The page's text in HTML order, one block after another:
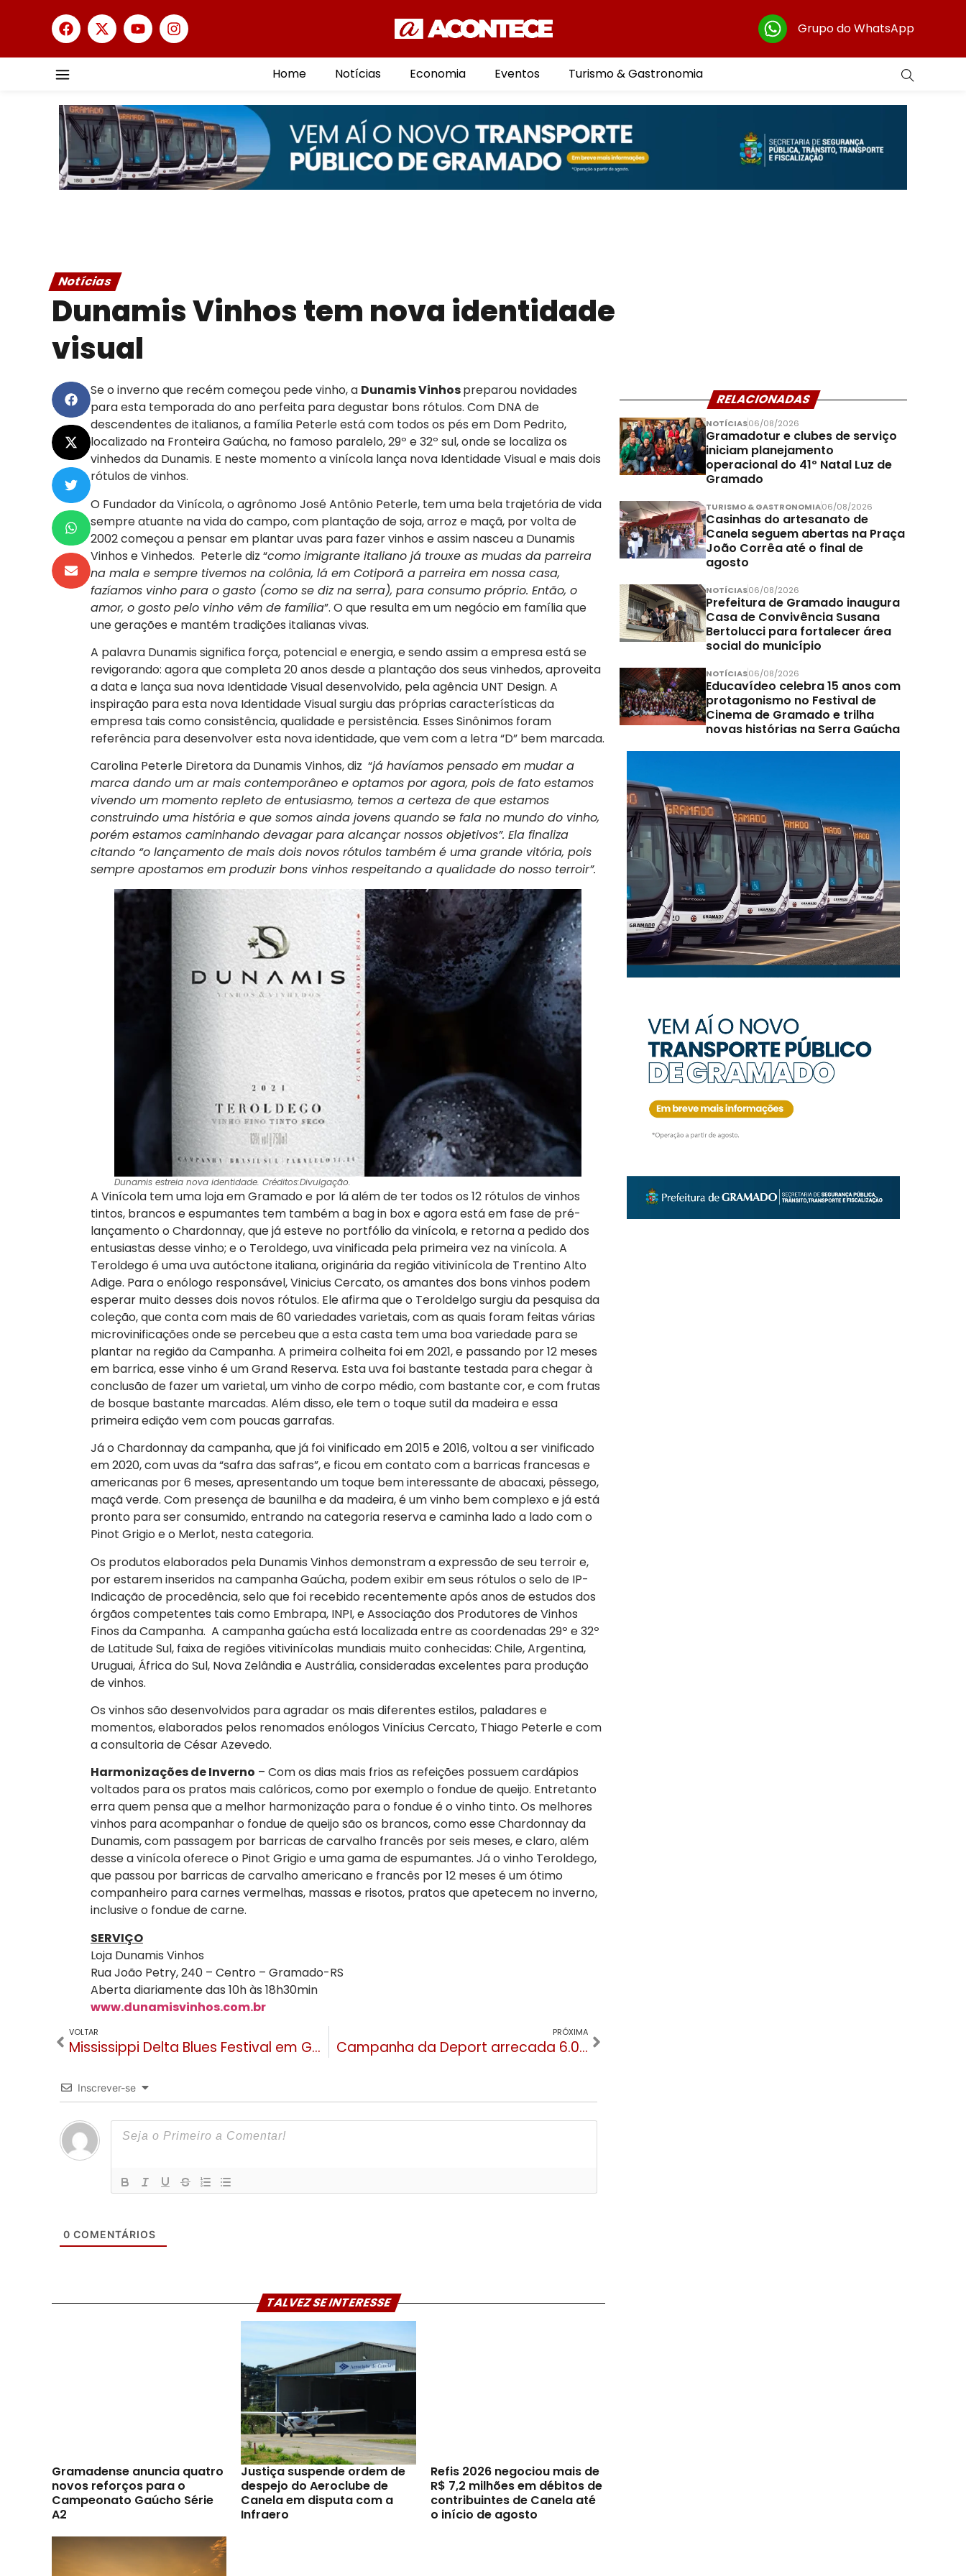
Grupo do WhatsApp
Home Notícias Economia Eventos Turismo & Gastronomia
Notícias
Dunamis Vinhos tem nova identidade
visual
Se o inverno que recém começou pede vinho, a Dunamis Vinhospreparou novidades
para esta temporada do ano perfeita para degustar bons rótulos. Com DNA de
descendentes de italianos, a família Peterle está com todos os pés em Dom Pedrito,
localizado na Fronteira Gaúcha, no famoso paralelo, 29º e 32º sul, onde se localiza os
vinhedos da Dunamis. E neste momento a vinícola lança nova Identidade Visual e mais dois
rótulos de vinhos.
O Fundador da Vinícola, o agrônomo José Antônio Peterle, tem uma bela trajetória de vida
sempre atuante na vida do campo, com plantação de soja, arroz e maçã, por volta de
2002 começou a pensar em plantar uvas para fazer vinhos e assim nasceu a Dunamis
Vinhos e Vinhedos. Peterle diz “como imigrante italiano já trouxe as mudas da parreira
na mala e sempre tivemos na colônia, lá em Cotiporã a parreira em nossa casa,
fazíamos vinho para o gasto (como se diz na serra), para consumo próprio. Então, o
amor, o gosto pelo vinho vêm de família”. O que resulta em um negócio em família que
une gerações e mantém tradições italianas vivas.
A palavra Dunamis significa força, potencial e energia, e sendo assim a empresa está se
revigorando: agora que completa 20 anos desde a plantação dos seus vinhedos, aproveita
a data e lança sua nova Identidade Visual desenvolvido, pela agência UNT Design. A
inspiração para esta nova Identidade Visual surgiu das próprias características da
empresa tais como consistência, qualidade e persistência. Esses Sinônimos foram
referência para desenvolver esta nova identidade, que vem com a letra “D” bem marcada.
Carolina Peterle Diretora da Dunamis Vinhos, diz “já havíamos pensado em mudar a
marca dando um ar mais contemporâneo e optamos por agora, pois de fato estamos
vivendo um momento repleto de entusiasmo, temos a certeza de que estamos
construindo uma história e que somos ainda jovens quando se fala no mundo do vinho,
porém estamos caminhando devagar para alcançar nossos objetivos”. Ela finaliza
citando “o lançamento de mais dois novos rótulos também é uma grande vitória, pois
sempre apostamos em produzir bons vinhos respeitando a qualidade do nosso terroir”.
Dunamis estreia nova identidade. Créditos:Divulgação.
A Vinícola tem uma loja em Gramado e por lá além de ter todos os 12 rótulos de vinhos
tintos, brancos e espumantes tem também a bag in box e agora está em fase de pré-
lançamento o Chardonnay, que já esteve no portfólio da vinícola, e retorna a pedido dos
entusiastas desse vinho; e o Teroldego, uva vinificada pela primeira vez na vinícola. A
Teroldego é uma uva autóctone italiana, originária da região vitivinícola de Trentino Alto
Adige. Para o enólogo responsável, Vinicius Cercato, os amantes dos bons vinhos podem
esperar muito desses dois novos rótulos. Ele afirma que o Teroldelgo surgiu da pesquisa da
coleção, que conta com mais de 60 variedades varietais, com as quais foram feitas várias
microvinificações onde se percebeu que a esta casta tem uma boa variedade para se
plantar na região da Campanha. A primeira colheita foi em 2021, e passando por 12 meses
em barrica, esse vinho é um Grand Reserva. Esta uva foi bastante testada para chegar à
conclusão de fazer um varietal, um vinho de corpo médio, com bastante cor, e com frutas
de bosque bastante marcadas. Além disso, ele tem o toque sutil da madeira e essa
primeira edição vem com poucas garrafas.
Já o Chardonnay da campanha, que já foi vinificado em 2015 e 2016, voltou a ser vinificado
em 2020, com uvas da “safra das safras”, e ficou em contato com a barricas francesas e
americanas por 6 meses, apresentando um toque bem interessante de abacaxi, pêssego,
maçã verde. Com presença de baunilha e da madeira, é um vinho bem complexo e já está
pronto para ser consumido, entrando na categoria reserva e caminha lado a lado com o
Pinot Grigio e o Merlot, nesta categoria.
Os produtos elaborados pela Dunamis Vinhos demonstram a expressão de seu terroir e,
por estarem inseridos na campanha Gaúcha, podem exibir em seus rótulos o selo de IP-
Indicação de procedência, selo que foi recebido recentemente após anos de estudos dos
órgãos competentes tais como Embrapa, INPI, e Associação dos Produtores de Vinhos
Finos da Campanha. A campanha gaúcha está localizada entre as coordenadas 29º e 32º
de Latitude Sul, faixa de regiões vitivinícolas mundiais muito conhecidas: Chile, Argentina,
Uruguai, África do Sul, Nova Zelândia e Austrália, consideradas excelentes para produção
de vinhos.
Os vinhos são desenvolvidos para agradar os mais diferentes estilos, paladares e
momentos, elaborados pelos renomados enólogos Vinícius Cercato, Thiago Peterle e com
a consultoria de César Azevedo.
Harmonizações de Inverno – Com os dias mais frios as refeições possuem cardápios
voltados para os pratos mais calóricos, como por exemplo o fondue de queijo. Entretanto
erra quem pensa que a melhor harmonização para o fondue é o vinho tinto. Os melhores
vinhos para acompanhar o fondue de queijo são os brancos, como esse Chardonnay da
Dunamis, com passagem por barricas de carvalho francês por seis meses, e claro, além
desse a vinícola oferece o Pinot Grigio e uma gama de espumantes. Já o vinho Teroldego,
que passou por barricas de carvalho americano e francês por 12 meses é um ótimo
companheiro para carnes vermelhas, massas e risotos, pratos que apetecem no inverno,
inclusive o fondue de carne.
SERVIÇO
Loja Dunamis Vinhos
Rua João Petry, 240 – Centro – Gramado-RS
Aberta diariamente das 10h às 18h30min
www.dunamisvinhos.com.br
VOLTAR
Mississippi Delta Blues Festival em Gramado anuncia primeiras atrações
PRÓXIMA
Campanha da Deport arrecada 6.079 itens em prol ao Oásis Santa Ângela
Inscrever-se
0 COMENTÁRIOS
TALVEZ SE INTERESSE
Gramadense anuncia quatro
novos reforços para o
Campeonato Gaúcho Série
A2
Justiça suspende ordem de
despejo do Aeroclube de
Canela em disputa com a
Infraero
Refis 2026 negociou mais de
R$ 7,2 milhões em débitos de
contribuintes de Canela até
o início de agosto
RELACIONADAS
NOTÍCIAS06/08/2026
Gramadotur e clubes de serviço
iniciam planejamento
operacional do 41º Natal Luz de
Gramado
TURISMO & GASTRONOMIA06/08/2026
Casinhas do artesanato de
Canela seguem abertas na Praça
João Corrêa até o final de
agosto
NOTÍCIAS06/08/2026
Prefeitura de Gramado inaugura
Casa de Convivência Susana
Bertolucci para fortalecer área
social do município
NOTÍCIAS06/08/2026
Educavídeo celebra 15 anos com
protagonismo no Festival de
Cinema de Gramado e trilha
novas histórias na Serra Gaúcha